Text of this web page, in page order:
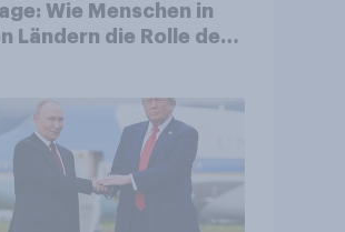
Wie Menschen in
Ländern die Rolle der
und Bündnisse